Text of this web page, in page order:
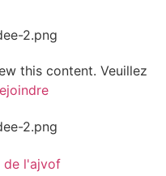
this content. Veuillez